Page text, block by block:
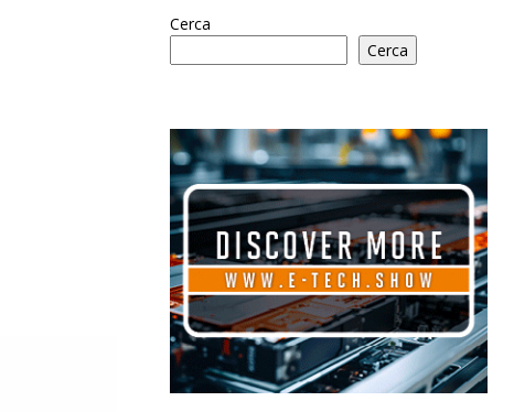
Cerca
Cerca